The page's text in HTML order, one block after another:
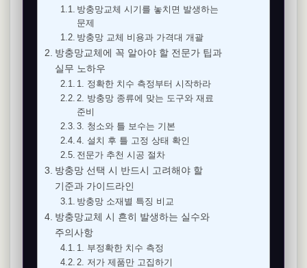
방충망교체 시기를 놓치면 발생하는
문제
방충망 교체 비용과 가격대 개괄
방충망교체에 꼭 알아야 할 전문가 팁과
실무 노하우
1. 정확한 치수 측정부터 시작하라
2. 방충망 종류에 맞는 도구와 재료
준비
3. 청소와 틀 보수는 기본
4. 설치 후 틀 고정 상태 확인
전문가 추천 시공 절차
방충망 선택 시 반드시 고려해야 할
기준과 가이드라인
방충망 소재별 특징 비교
방충망교체 시 흔히 발생하는 실수와
주의사항
1. 부정확한 치수 측정
2. 저가 제품만 고집하기